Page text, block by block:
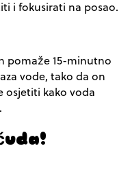
i fokusirati na posao.
pomaže 15-minutno
vode, tako da on
osjetiti kako voda